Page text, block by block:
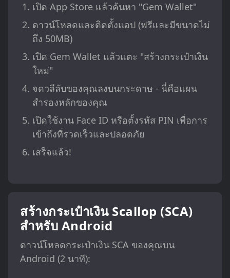
เปิด App Store แล้วค้นหา "Gem Wallet"
ดาวน์โหลดและติดตั้งแอป (ฟรีและมีขนาดไม่
ถึง 50MB)
เปิด Gem Wallet แล้วแตะ "สร้างกระเป๋าเงิน
ใหม่"
จดวลีลับของคุณลงบนกระดาษ - นี่คือแผน
สำรองหลักของคุณ
เปิดใช้งาน Face ID หรือตั้งรหัส PIN เพื่อการ
เข้าถึงที่รวดเร็วและปลอดภัย
เสร็จแล้ว!
สร้างกระเป๋าเงิน Scallop (SCA)
สำหรับ Android
ดาวน์โหลดกระเป๋าเงิน SCA ของคุณบน
Android (2 นาที):